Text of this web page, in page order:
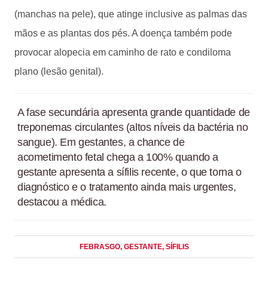
(manchas na pele), que atinge inclusive as palmas das
mãos e as plantas dos pés. A doença também pode
provocar alopecia em caminho de rato e condiloma
plano (lesão genital).
A fase secundária apresenta grande quantidade de
treponemas circulantes (altos níveis da bactéria no
sangue). Em gestantes, a chance de
acometimento fetal chega a 100% quando a
gestante apresenta a sífilis recente, o que torna o
diagnóstico e o tratamento ainda mais urgentes,
destacou a médica.
FEBRASGO, GESTANTE, SÍFILIS